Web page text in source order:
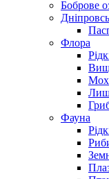
Боброве
Флора
Фауна